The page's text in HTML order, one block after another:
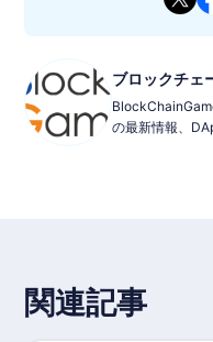
ブロックチェ
の最新情報、
関連記事